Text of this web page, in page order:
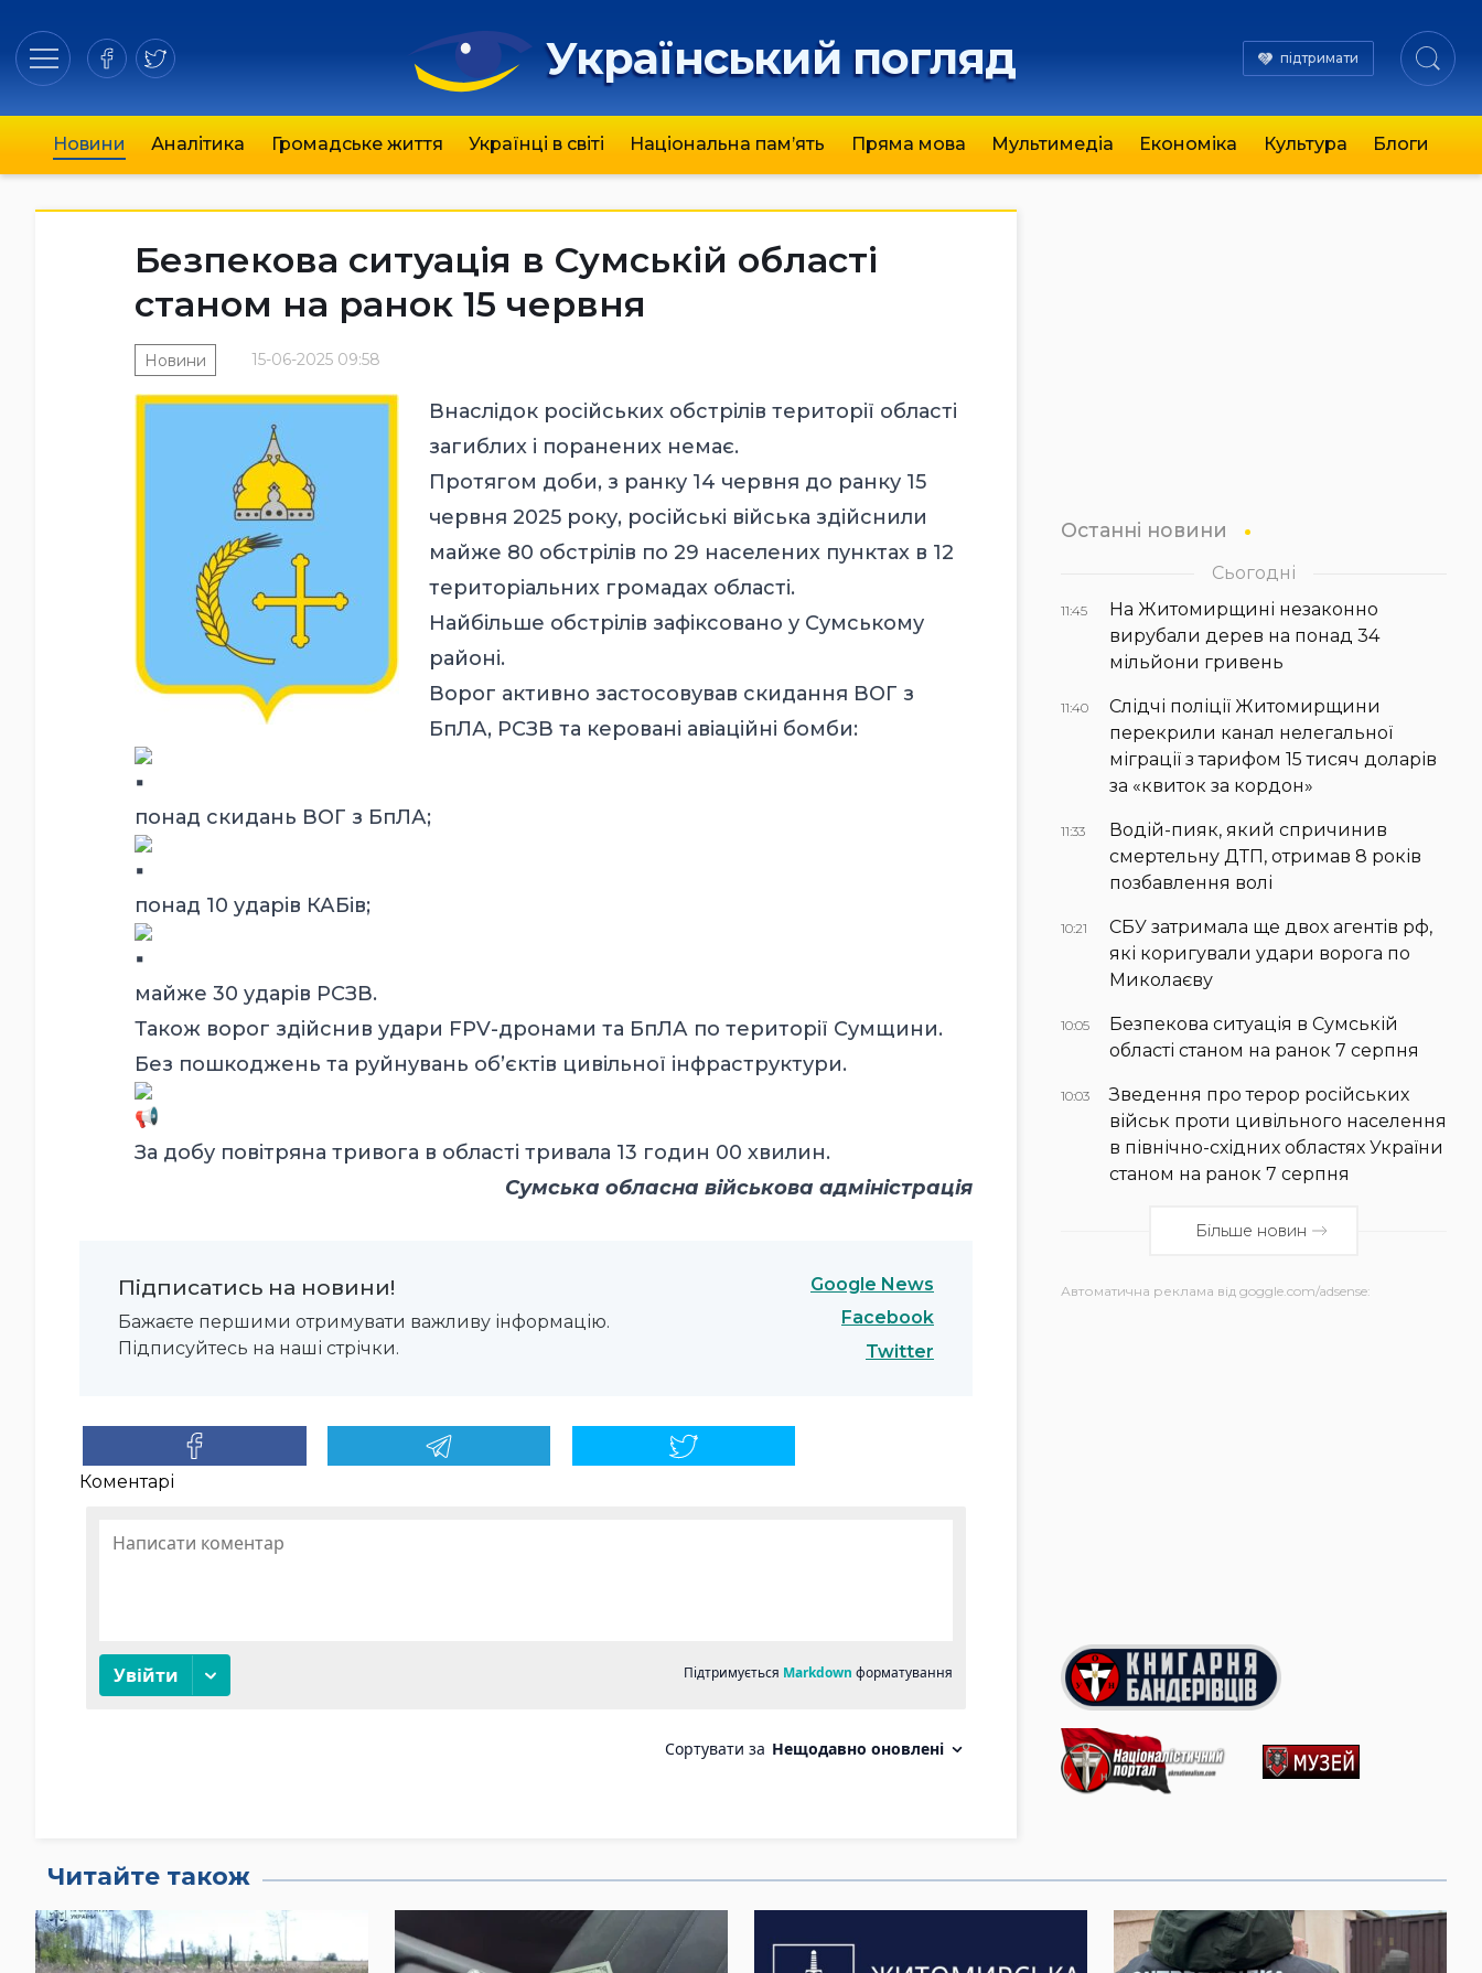
Український погляд підтримати
Новини Аналітика Громадське життя Українці в світі Національна пам’ять Пряма мова Мультимедіа Економіка Культура Блоги
Безпекова ситуація в Сумській області
станом на ранок 15 червня
15-06-2025 09:58
Новини
Внаслідок російських обстрілів території області
загиблих і поранених немає.
Протягом доби, з ранку 14 червня до ранку 15
червня 2025 року, російські війська здійснили
майже 80 обстрілів по 29 населених пунктах в 12
територіальних громадах області.
Найбільше обстрілів зафіксовано у Сумському
районі.
Ворог активно застосовував скидання ВОГ з
БпЛА, РСЗВ та керовані авіаційні бомби:
понад скидань ВОГ з БпЛА;
понад 10 ударів КАБів;
майже 30 ударів РСЗВ.
Також ворог здійснив удари FPV-дронами та БпЛА по території Сумщини.
Без пошкоджень та руйнувань об’єктів цивільної інфраструктури.
За добу повітряна тривога в області тривала 13 годин 00 хвилин.
Сумська обласна військова адміністрація
Підписатись на новини!
Бажаєте першими отримувати важливу інформацію.
Підписуйтесь на наші стрічки.
Google News
Facebook
Twitter
Коментарі
Останні новини
Сьогодні
11:45
На Житомирщині незаконно
вирубали дерев на понад 34
мільйони гривень
11:40
Слідчі поліції Житомирщини
перекрили канал нелегальної
міграції з тарифом 15 тисяч доларів
за «квиток за кордон»
11:33
Водій-пияк, який спричинив
смертельну ДТП, отримав 8 років
позбавлення волі
10:21
СБУ затримала ще двох агентів рф,
які коригували удари ворога по
Миколаєву
10:05
Безпекова ситуація в Сумській
області станом на ранок 7 серпня
10:03
Зведення про терор російських
військ проти цивільного населення
в північно-східних областях України
станом на ранок 7 серпня
Більше новин
Автоматична реклама від goggle.com/adsense:
Читайте також